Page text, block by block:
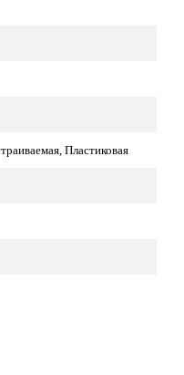
Пластиковая